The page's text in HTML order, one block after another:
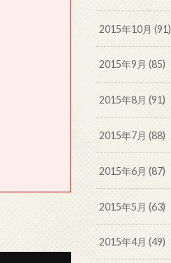
2015年10月 (91)
2015年9月 (85)
2015年8月 (91)
2015年7月 (88)
2015年6月 (87)
2015年5月 (63)
2015年4月 (49)